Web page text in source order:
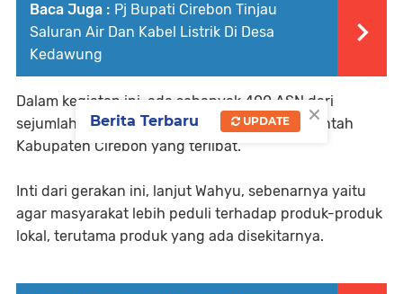
Baca Juga : Pj Bupati Cirebon Tinjau
Saluran Air Dan Kabel Listrik Di Desa
Kedawung
Dalam kegiatan ini, ada sebanyak 400 ASN dari
sejumlah perangkat daerah di lingkup Pemerintah
Kabupaten Cirebon yang terlibat.
Inti dari gerakan ini, lanjut Wahyu, sebenarnya yaitu
agar masyarakat lebih peduli terhadap produk-produk
lokal, terutama produk yang ada disekitarnya.
×
Berita Terbaru UPDATE